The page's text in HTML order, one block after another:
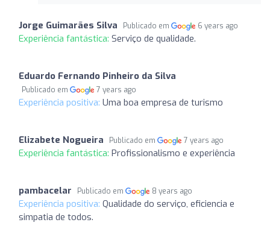
Jorge Guimarães Silva Publicado em 6 years ago
Experiência fantástica: Serviço de qualidade.
Eduardo Fernando Pinheiro da Silva
Publicado em 7 years ago
Experiência positiva: Uma boa empresa de turismo
Elizabete Nogueira Publicado em 7 years ago
Experiência fantástica: Profissionalismo e experiência
pambacelar Publicado em 8 years ago
Experiência positiva: Qualidade do serviço, eficiencia e
simpatia de todos.